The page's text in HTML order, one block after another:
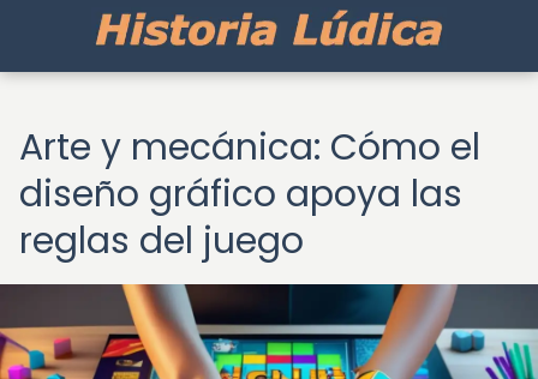
Arte y mecánica: Cómo el
diseño gráfico apoya las
reglas del juego